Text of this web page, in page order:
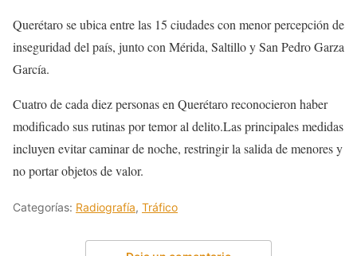
Querétaro se ubica entre las 15 ciudades con menor percepción de
inseguridad del país, junto con Mérida, Saltillo y San Pedro Garza
García.
Cuatro de cada diez personas en Querétaro reconocieron haber
modificado sus rutinas por temor al delito.Las principales medidas
incluyen evitar caminar de noche, restringir la salida de menores y
no portar objetos de valor.
Categorías: Radiografía, Tráfico